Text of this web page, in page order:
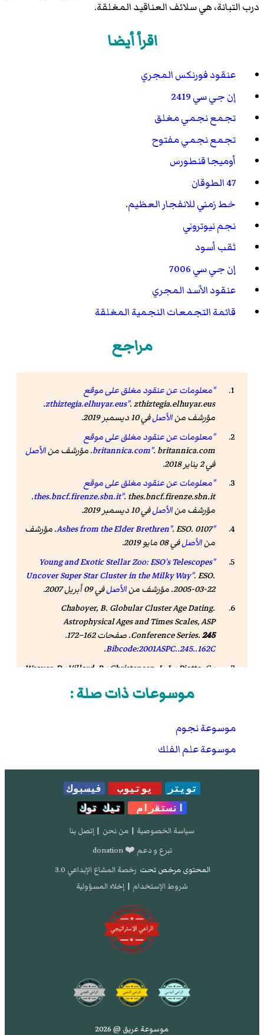
درب التبانة، هي سلائف العناقيد المغلقة.
اقرأ أيضا
عنقود فورنكس المجري
إن جي سي 2419
تجمع نجمي مغلق
تجمع نجمي مفتوح
أوميجا قنطورس
47 الطوقان
خط زمني للانفجار العظيم.
نجم نيوتروني
ثقب أسود
إن جي سي 7006
عنقود الأسد المجري
قائمة التجمعات النجمية المغلقة
مراجع
"معلومات عن عنقود مغلق على موقع
zthiztegia.elhuyar.eus"
. zthiztegia.elhuyar.eus.
مؤرشف منالأصلفي 10 ديسمبر 2019.
"معلومات عن عنقود مغلق على موقع
britannica.com". britannica.com. مؤرشف من
الأصل
في 2 يناير 2018.
"معلومات عن عنقود مغلق على موقع
thes.bncf.firenze.sbn.it"
. thes.bncf.firenze.sbn.it.
مؤرشف منالأصلفي 10 ديسمبر 2019.
"Ashes from the Elder Brethren"
. ESO. 0107. مؤرشف
منالأصلفي 08 مايو 2019.
"Young and Exotic Stellar Zoo: ESO's Telescopes
Uncover Super Star Cluster in the Milky Way". ESO.
2005-03-22. مؤرشف من
الأصلفي 09 أبريل 2007
.
Chaboyer, B. Globular Cluster Age Dating.
Astrophysical Ages and Times Scales, ASP
Conference Series.245
. صفحات 162–172.
Bibcode:2001ASPC..245..162C
.
Weaver, D.; Villard, R.; Christensen, L. L.; Piotto, G.;
Stellar 'Baby Booms' in a Globular Cluster". Hubble
Piotto, G.; et al. (May 2007). "A Triple Main Sequence
(1): L53–L56.arXiv:.
Bibcode:2007ApJ...661L..53P.doi:10.1086/518503
.
Elmegreen, B. G.; Efremov, Y. N. (1999). "A Universal
Formation Mechanism for Open and Globular
Clusters in Turbulent Gas".Astrophysical Journal
(2): 235–245.Bibcode :1997ApJ...480..235E
موسوعات ذات صلة :
موسوعة نجوم
موسوعة علم الفلك
تويتر يوتيوب
فيسبوك
انستقرام
تيك توك
سياسة الخصوصية | من نحن | إتصل بنا
تبرع و دعم ❤️ donation
المحتوى مرخص تحت رخصة المشاع الإبداعي 3.0
شروط الإستخدام | إخلاء المسؤولية
موسوعة عريق @ 2026